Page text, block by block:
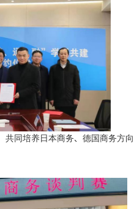
共同培养日本商务、德国商务方